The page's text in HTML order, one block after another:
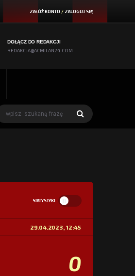
ZAŁÓŻ KONTO / ZALOGUJ SIĘ
DOŁĄCZ DO REDAKCJI
REDAKCJA@ACMILAN24.COM
STATYSTYKI
29.04.2023, 12:45
0